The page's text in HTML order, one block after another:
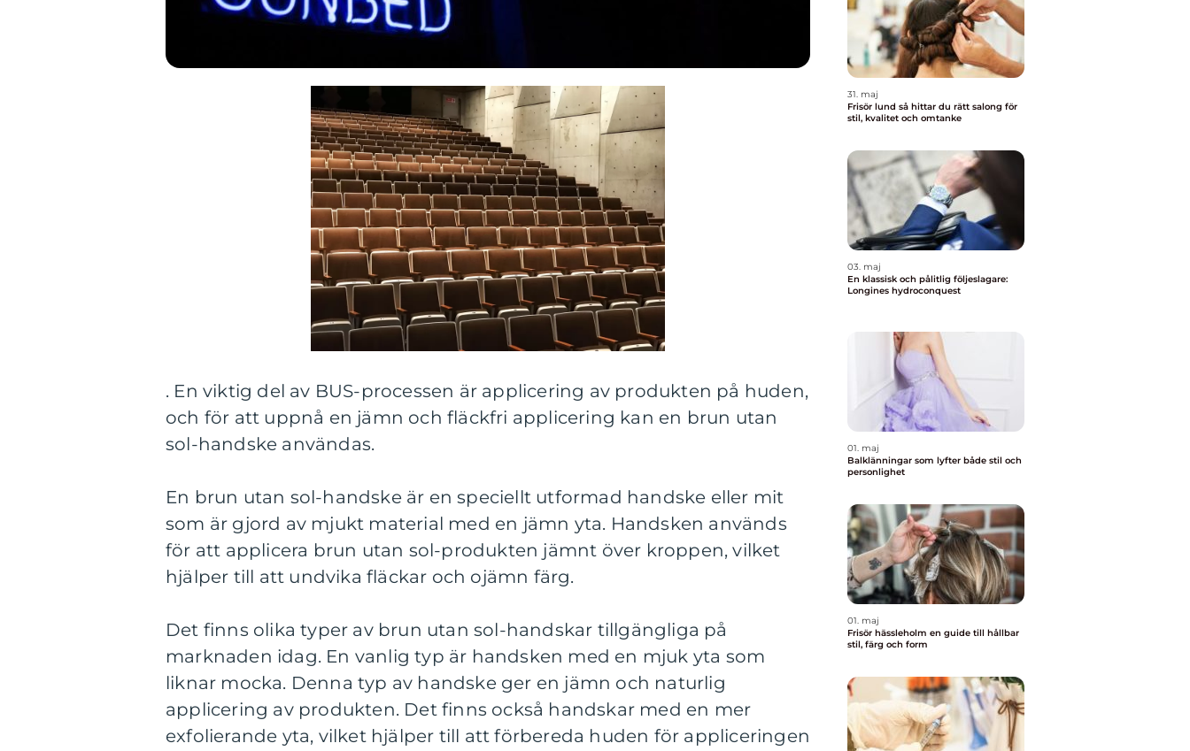
. En viktig del av BUS-processen är applicering av produkten på huden,
och för att uppnå en jämn och fläckfri applicering kan en brun utan
sol-handske användas.
En brun utan sol-handske är en speciellt utformad handske eller mit
som är gjord av mjukt material med en jämn yta. Handsken används
för att applicera brun utan sol-produkten jämnt över kroppen, vilket
hjälper till att undvika fläckar och ojämn färg.
Det finns olika typer av brun utan sol-handskar tillgängliga på
marknaden idag. En vanlig typ är handsken med en mjuk yta som
liknar mocka. Denna typ av handske ger en jämn och naturlig
applicering av produkten. Det finns också handskar med en mer
exfolierande yta, vilket hjälper till att förbereda huden för appliceringen
31. maj
Frisör lund så hittar du rätt salong för
stil, kvalitet och omtanke
03. maj
En klassisk och pålitlig följeslagare:
Longines hydroconquest
01. maj
Balklänningar som lyfter både stil och
personlighet
01. maj
Frisör hässleholm en guide till hållbar
stil, färg och form